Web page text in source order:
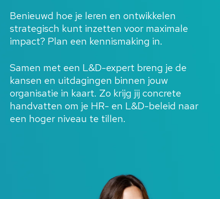
Benieuwd hoe je leren en ontwikkelen
strategisch kunt inzetten voor maximale
impact? Plan een kennismaking in.
Samen met een L&D-expert breng je de
kansen en uitdagingen binnen jouw
organisatie in kaart. Zo krijg jij concrete
handvatten om je HR- en L&D-beleid naar
een hoger niveau te tillen.